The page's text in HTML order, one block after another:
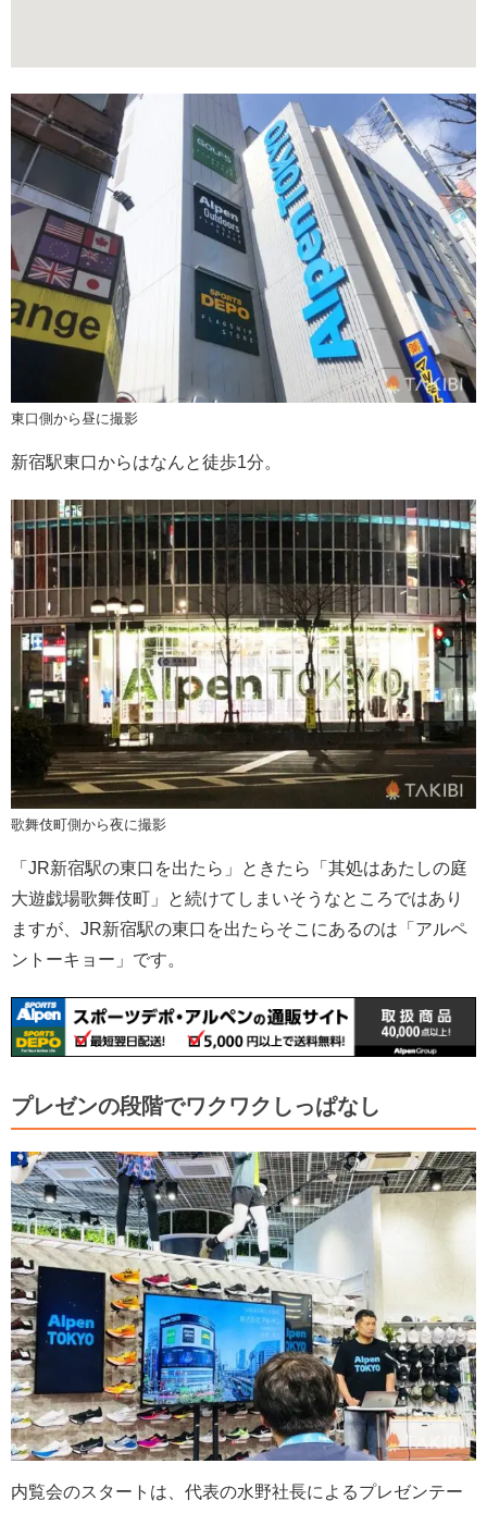
東口側から昼に撮影
新宿駅東口からはなんと徒歩1分。
歌舞伎町側から夜に撮影
「JR新宿駅の東口を出たら」ときたら「其処はあたしの庭
大遊戯場歌舞伎町」と続けてしまいそうなところではあり
ますが、JR新宿駅の東口を出たらそこにあるのは「アルペ
ントーキョー」です。
プレゼンの段階でワクワクしっぱなし
内覧会のスタートは、代表の水野社長によるプレゼンテー